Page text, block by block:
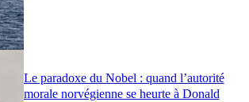
Le paradoxe du Nobel : quand l’autorité
morale norvégienne se heurte à Donald